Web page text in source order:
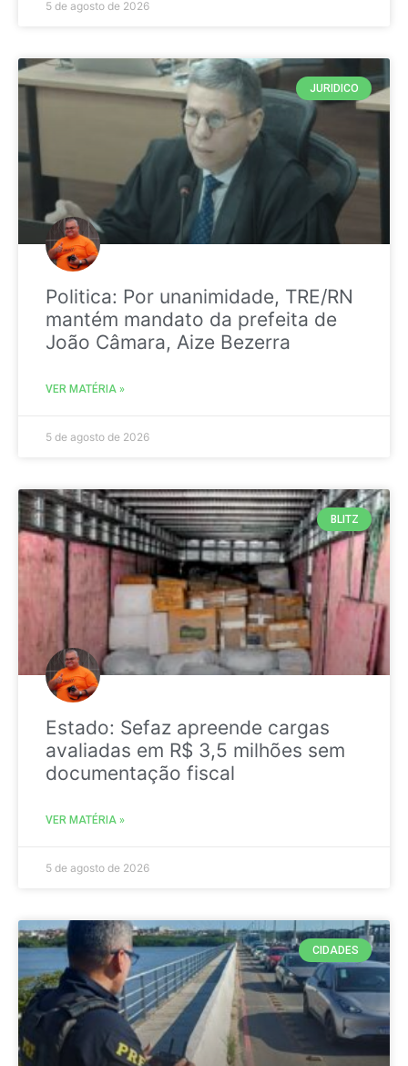
5 de agosto de 2026
JURIDICO
Politica: Por unanimidade, TRE/RN
mantém mandato da prefeita de
João Câmara, Aize Bezerra
VER MATÉRIA »
5 de agosto de 2026
BLITZ
Estado: Sefaz apreende cargas
avaliadas em R$ 3,5 milhões sem
documentação fiscal
VER MATÉRIA »
5 de agosto de 2026
CIDADES